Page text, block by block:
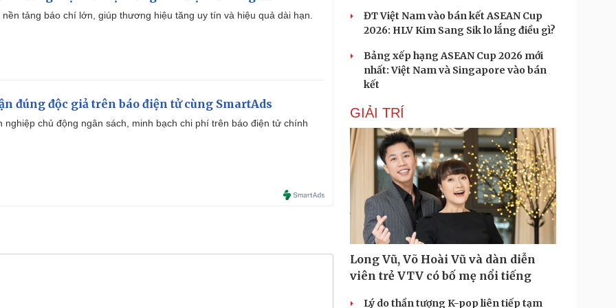
tảng báo chí lớn, giúp thương hiệu tăng uy tín và hiệu quả dài hạn.
đúng độc giả trên báo điện tử cùng SmartAds
nghiệp chủ động ngân sách, minh bạch chi phí trên báo điện tử chính
ĐT Việt Nam vào bán kết ASEAN Cup
2026: HLV Kim Sang Sik lo lắng điều gì?
Bảng xếp hạng ASEAN Cup 2026 mới
nhất: Việt Nam và Singapore vào bán
kết
GIẢI TRÍ
Long Vũ, Võ Hoài Vũ và dàn diễn
viên trẻ VTV có bố mẹ nổi tiếng
Lý do thần tượng K-pop liên tiếp tạm